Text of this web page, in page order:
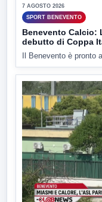
7 AGOSTO 2026
SPORT BENEVENTO
Benevento Calcio:
debutto di Coppa
Il Benevento è